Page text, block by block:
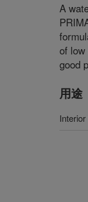
A
of
good
用途